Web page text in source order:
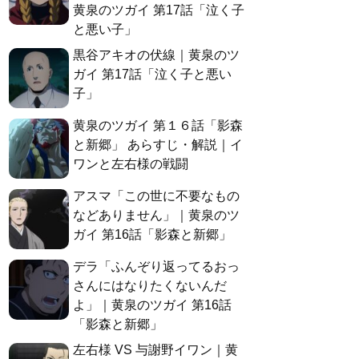
黄泉のツガイ 第17話「泣く子
と悪い子」
黒谷アキオの伏線｜黄泉のツ
ガイ 第17話「泣く子と悪い
子」
黄泉のツガイ 第１６話「影森
と新郷」 あらすじ・解説｜イ
ワンと左右様の戦闘
アスマ「この世に不要なもの
などありません」｜黄泉のツ
ガイ 第16話「影森と新郷」
デラ「ふんぞり返ってるおっ
さんにはなりたくないんだ
よ」｜黄泉のツガイ 第16話
「影森と新郷」
左右様 VS 与謝野イワン｜黄